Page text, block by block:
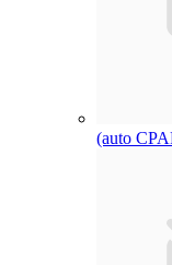
(auto